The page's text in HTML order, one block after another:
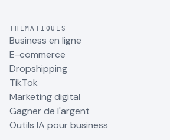
THÉMATIQUES
Business en ligne
E-commerce
Dropshipping
TikTok
Marketing digital
Gagner de l'argent
Outils IA pour business